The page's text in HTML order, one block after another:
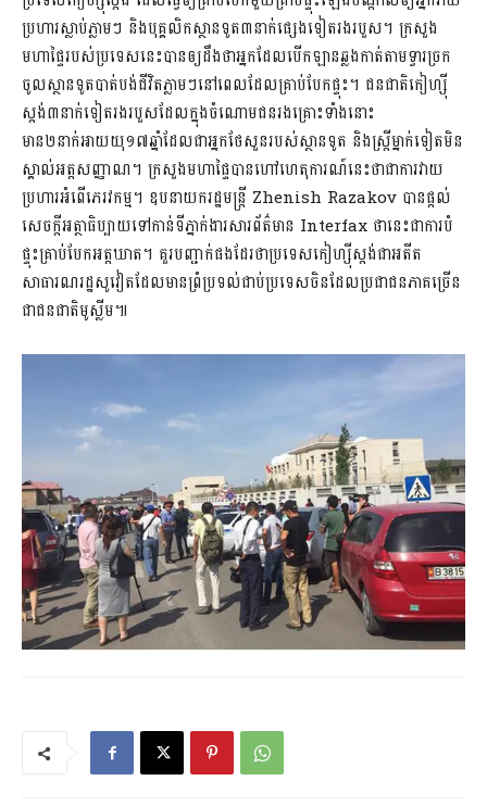
ប្រហារស្លាប់ភ្លាមៗ និងបុគ្គលិកស្ថានទូត៣នាក់ផ្សេងទៀតរងរបួស។ ក្រសួង
មហាផ្ទៃរបស់ប្រទេសនេះបានឲ្យដឹងថាអ្នកដែលបើកឡានឆ្លងកាត់តាមទ្វារច្រក
ចូលស្ថានទូតបាត់បង់ជីវិតភ្លាមៗនៅពេលដែលគ្រាប់បែកផ្ទុះ។ ជនជាតិកៀហ្ស៊ី
ស្តង់៣នាក់ទៀតរងរបួសដែលក្នុងចំណោមជនរងគ្រោះទាំងនោះ
មាន២នាក់អាយយុ១៧ឆ្នាំដែលជាអ្នកថែសួនរបស់ស្ថានទូត និងស្ត្រីម្នាក់ទៀតមិន
ស្គាល់អត្តសញ្ញាណ។ ក្រសួងមហាផ្ទៃបានហៅហេតុការណ៍នេះថាជាការវាយ
ប្រហារអំពើភេរវកម្ម។ ឧបនាយករដ្ឋមន្រ្តី Zhenish Razakov បានផ្តល់
សេចក្តីអត្ថាធិប្បាយទៅកាន់ទីភ្នាក់ងារសារព័ត៌មាន Interfax ថានេះជាការបំ
ផ្ទុះគ្រាប់បែកអត្តឃាត។ គួរបញ្ជាក់ផងដែរថាប្រទេសកៀហ្ស៊ីស្តង់ជាអតីត
សាធារណរដ្ឋសូវៀតដែលមានព្រំប្រទល់ជាប់ប្រទេសចិនដែលប្រជាជនភាគច្រើន
ជាជនជាតិមូស្លីម៕